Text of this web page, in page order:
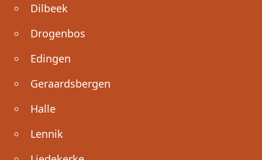
Dilbeek
Drogenbos
Edingen
Geraardsbergen
Halle
Lennik